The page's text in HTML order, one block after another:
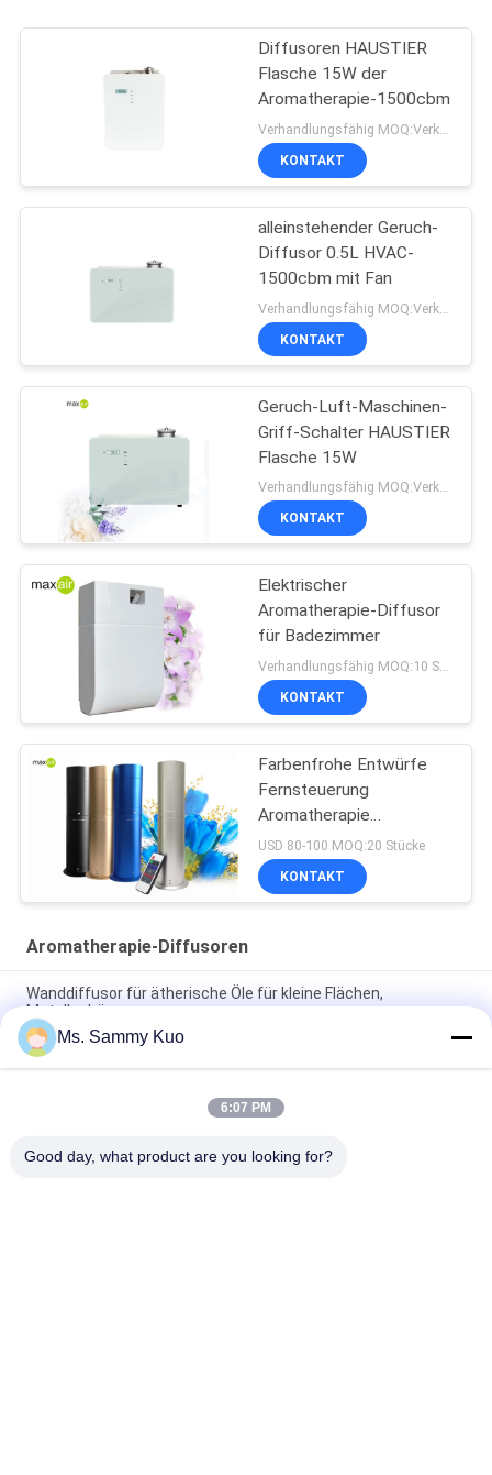
Diffusoren HAUSTIER
Flasche 15W der
Aromatherapie-1500cbm
KONTAKT
alleinstehender Geruch-
Diffusor 0.5L HVAC-
1500cbm mit Fan
KONTAKT
Geruch-Luft-Maschinen-
Griff-Schalter HAUSTIER
Flasche 15W
Verhandlungsfähig MOQ:Verkäuflich
KONTAKT
Elektrischer
Aromatherapie-Diffusor
für Badezimmer
Verhandlungsfähig MOQ:10 Stücke
KONTAKT
Farbenfrohe Entwürfe
Fernsteuerung
Aromatherapie
Diffusoren
USD 80-100 MOQ:20 Stücke
KONTAKT
Aromatherapie-Diffusoren
Wanddiffusor für ätherische Öle für kleine Flächen,
Metallgehäuse
Schreibtisch, bodenständiger, optionaler Öldiffusor,
Metallgehäuse, 500 ml Plastikflasche
Home Hotel Office Aromatherapieöldiffuser mit
Ms. Sammy Kuo
6:07 PM
Good day, what product are you looking for?